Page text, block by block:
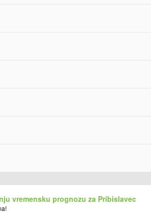
vremensku prognozu za Pribislavec